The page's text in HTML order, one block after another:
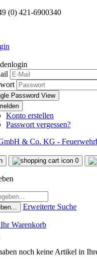
(0) 421-6900340
Password View
Konto erstellen
Passwort vergessen?
0
Erweiterte Suche
Ihr Warenkorb
noch keine Artikel in